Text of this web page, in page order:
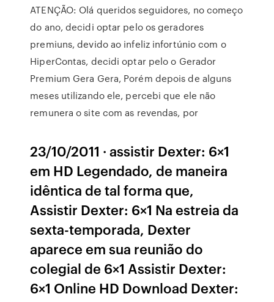
ATENÇÃO: Olá queridos seguidores, no começo
do ano, decidi optar pelo os geradores
premiuns, devido ao infeliz infortúnio com o
HiperContas, decidi optar pelo o Gerador
Premium Gera Gera, Porém depois de alguns
meses utilizando ele, percebi que ele não
remunera o site com as revendas, por
23/10/2011 · assistir Dexter: 6×1
em HD Legendado, de maneira
idêntica de tal forma que,
Assistir Dexter: 6×1 Na estreia da
sexta-temporada, Dexter
aparece em sua reunião do
colegial de 6×1 Assistir Dexter:
6×1 Online HD Download Dexter: